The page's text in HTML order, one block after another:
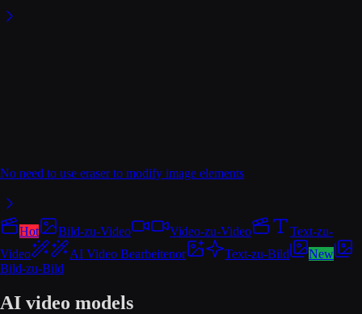
No need to use eraser to modify image elements
Hot Bild-zu-Video Video-zu-Video
Text-zu-
Video
AI Video Bearbeitenor Text-zu-Bild
New
Bild-zu-Bild
AI video models